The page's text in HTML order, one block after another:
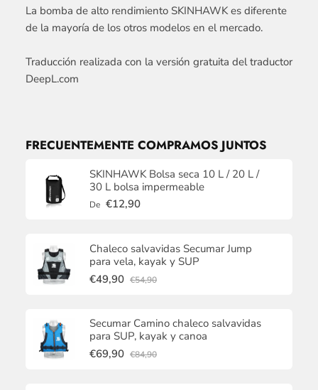
La bomba de alto rendimiento SKINHAWK es diferente
de la mayoría de los otros modelos en el mercado.
Traducción realizada con la versión gratuita del traductor
DeepL.com
FRECUENTEMENTE COMPRAMOS JUNTOS
SKINHAWK Bolsa seca 10 L / 20 L /
30 L bolsa impermeable
De €12,90
Chaleco salvavidas Secumar Jump
para vela, kayak y SUP
€49,90 €54,90
Secumar Camino chaleco salvavidas
para SUP, kayak y canoa
€69,90 €84,90